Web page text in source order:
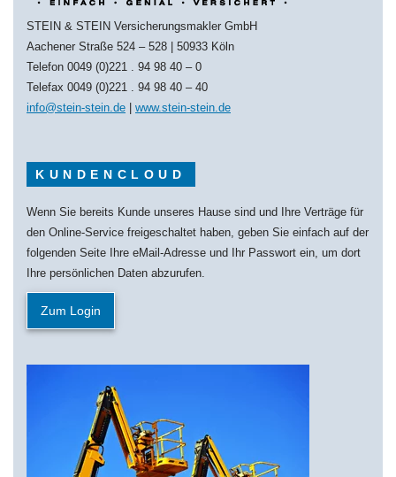
STEIN & STEIN Versicherungsmakler GmbH
Aachener Straße 524 – 528 | 50933 Köln
Telefon 0049 (0)221 . 94 98 40 – 0
Telefax 0049 (0)221 . 94 98 40 – 40
info@stein-stein.de
www.stein-stein.de
KUNDENCLOUD
Wenn Sie bereits Kunde unseres Hause sind und Ihre Verträge für
den Online-Service freigeschaltet haben, geben Sie einfach auf der
folgenden Seite Ihre eMail-Adresse und Ihr Passwort ein, um dort
Ihre persönlichen Daten abzurufen.
Zum Login